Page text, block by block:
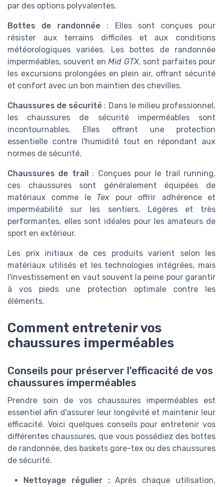
par des options polyvalentes.
Bottes de randonnée : Elles sont conçues pour
résister aux terrains difficiles et aux conditions
météorologiques variées. Les bottes de randonnée
imperméables, souvent enMid GTX, sont parfaites pour
les excursions prolongées en plein air, offrant sécurité
et confort avec un bon maintien des chevilles.
Chaussures de sécurité : Dans le milieu professionnel,
les chaussures de sécurité imperméables sont
incontournables. Elles offrent une protection
essentielle contre l'humidité tout en répondant aux
normes de sécurité.
Chaussures de trail: Conçues pour le trail running,
ces chaussures sont généralement équipées de
matériaux comme le Tex pour offrir adhérence et
imperméabilité sur les sentiers. Légères et très
performantes, elles sont idéales pour les amateurs de
sport en extérieur.
Les prix initiaux de ces produits varient selon les
matériaux utilisés et les technologies intégrées, mais
l'investissement en vaut souvent la peine pour garantir
à vos pieds une protection optimale contre les
éléments.
Comment entretenir vos
chaussures imperméables
Conseils pour préserver l'efficacité de vos
chaussures imperméables
Prendre soin de vos chaussures imperméables est
essentiel afin d'assurer leur longévité et maintenir leur
efficacité. Voici quelques conseils pour entretenir vos
différentes chaussures, que vous possédiez des bottes
de randonnée, des baskets gore-tex ou des chaussures
de sécurité.
Nettoyage régulier :Après chaque utilisation,